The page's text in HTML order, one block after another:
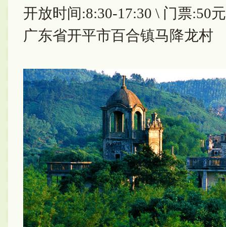
开放时间:8:30-17:30 \ 门票:50
广东省开平市百合镇马降龙村